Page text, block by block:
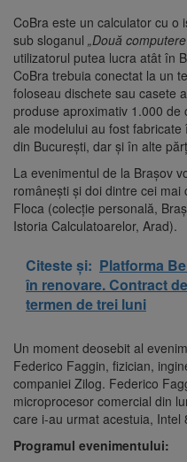
CoBra este un calculator cu o
sub sloganul „Două
utilizatorul putea lucra atât în
CoBra trebuia conectat la un
foloseau dischete sau casete
produse aproximativ 1.000 de
ale modelului au fost
din București, dar și în alte
La evenimentul de la Brașov
românești și doi dintre cei
Floca (colecție personală,
Istoria Calculatoarelor, Arad).
Citeste și: Platforma
în renovare. Contract
termen de trei luni
Un moment deosebit al
Federico Faggin, fizician,
companiei Zilog. Federico
microprocesor comercial din
care i-au urmat acestuia, Intel
Programul evenimentului: